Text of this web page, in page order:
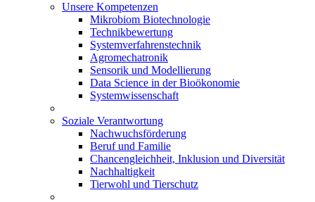
Unsere Kompetenzen
Mikrobiom Biotechnologie
Technikbewertung
Systemverfahrenstechnik
Agromechatronik
Sensorik und Modellierung
Data Science in der Bioökonomie
Systemwissenschaft
Soziale Verantwortung
Nachwuchsförderung
Beruf und Familie
Chancengleichheit, Inklusion und Diversität
Nachhaltigkeit
Tierwohl und Tierschutz